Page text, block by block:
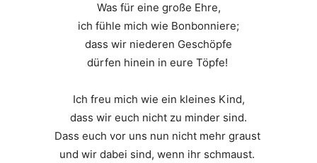
Was für eine große Ehre,
ich fühle mich wie Bonbonniere;
dass wir niederen Geschöpfe
dürfen hinein in eure Töpfe!
Ich freu mich wie ein kleines Kind,
dass wir euch nicht zu minder sind.
Dass euch vor uns nun nicht mehr graust
und wir dabei sind, wenn ihr schmaust.